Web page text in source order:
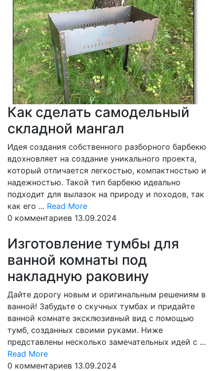
Как сделать самодельный
складной мангал
Идея создания собственного разборного барбекю
вдохновляет на создание уникального проекта,
который отличается легкостью, компактностью и
надежностью. Такой тип барбекю идеально
подходит для вылазок на природу и походов, так
как его ... Read MoreRead
More
0 комментариев 13.09.2024
Изготовление тумбы для
ванной комнаты под
накладную раковину
Дайте дорогу новым и оригинальным решениям в
ванной! Забудьте о скучных тумбах и придайте
ванной комнате эксклюзивный вид с помощью
тумб, созданных своими руками. Ниже
представлены несколько замечательных идей с ...
Read MoreRead
More
0 комментариев 13.09.2024